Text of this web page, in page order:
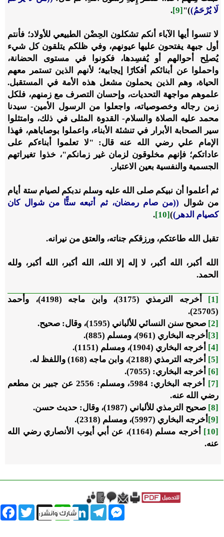
لَا يُرْحَمُ))"
[9]
.
لا تنسوا أيها الآباء أنكم تشكلون الحِضْن الطبيعي للأولاد؛ فأنتم
أول جبهة يفتحون عليها عيونهم، وفي ظلكم يتلقون كل شيء
يُصلِح أحوالهم أو يُفسِدها، فكونوا في مستوى الحضانة،
واحملوا عن أبنائكم أفكارًا إيجابية؛ لأنهم الذين تستمر معهم
الحياة، وهم الذين يحملون مشعل هذه الأمة في المستقبل.
علموهم مواجهة التحديات، وإحسان التصرف مع زمنهم، فلكل
زمن رجاله وخصوصياته، واجعلوا من الرسول الأمين- سيدنا
محمد عليه الصلاة والسلام- القدوة المثلى في ذلك، وامتثلوا
سير الصحابة الأبرار في تنشئة الأبناء، واعملوا بوصاياهم، فهذا
الإمام علي رضي الله عنه قال: "لا تعلموا أبناءكم على
عاداتكم؛ فإنهم مخلوقون لزمان غير زمانكم"، خذوا تغيراتهم
الجسمية والنفسية بعين الاعتبار.
ثم أعلموا أن نبيكم صلى الله عليه وسلم ندبكم لصيام ستة أيام
من شوال ((من صام رمضان، ثم أتبعه ستًّا من شوال كان
كصيام الدهر))
[10]
.
تقبل الله طاعتكم، ورزقكم جناته، والعتق من نيرانه.
الله أكبر، الله أكبر، لا إله إلا الله، الله أكبر، الله أكبر، ولله
الحمد.
[1]
أخرجه الترمذي (3175)، وابن ماجه (4198)، وأحمد
(25705).
[2]
صحيح سنن النسائي للألباني (1595)، وقال: صحيح.
[3]
أخرجه البخاري (961)، ومسلم (885).
[4]
أخرجه البخاري (1904)، ومسلم (1151).
[5]
أخرجه الترمذي (2188)، وابن ماجه (168) واللفظ له.
[6]
أخرجه البخاري: (7055).
[7]
أخرجه البخاري: 5984، ومسلم: 2556 عن جبير بن مطعم
رضي الله عنه.
[8]
صحيح الترمذي للألباني (1987)، وقال: حديث حسن.
[9]
أخرجه البخاري (5997)، ومسلم (2318).
[10]
أخرجه مسلم (1164)، عن أبي أيوب الأنصاري رضي الله
عنه.
Twitter X
WhatsAppLinkedInTelegram
Messenger